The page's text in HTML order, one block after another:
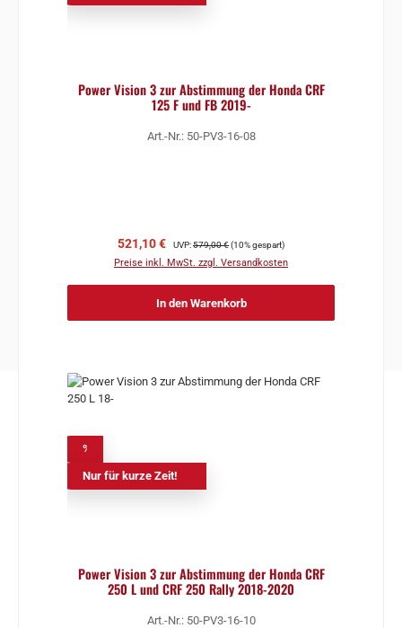
Power Vision 3 zur Abstimmung der Honda CRF
125 F und FB 2019-
Art.-Nr.: 50-PV3-16-08
Verkaufspreis:
521,10 € Regulärer Preis:
UVP:579,00 €(10% gespart)
Preise inkl. MwSt. zzgl. Versandkosten
In den Warenkorb
Nur für kurze Zeit!
Power Vision 3 zur Abstimmung der Honda CRF
250 L und CRF 250 Rally 2018-2020
Art.-Nr.: 50-PV3-16-10